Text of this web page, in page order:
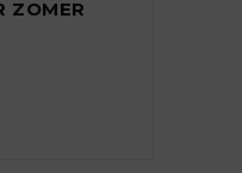
ZOMER